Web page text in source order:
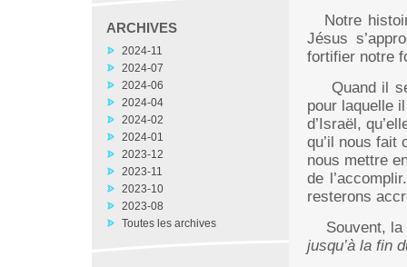
ARCHIVES
2024-11
2024-07
2024-06
2024-04
2024-02
2024-01
2023-12
2023-11
2023-10
2023-08
Toutes les archives
Notre
Jésus
fortifier notre
Quand il
pour laquelle
d’Israël,
qu’il nous fait
nous mettre
de
resterons
Souvent, la
jusqu’à la fin